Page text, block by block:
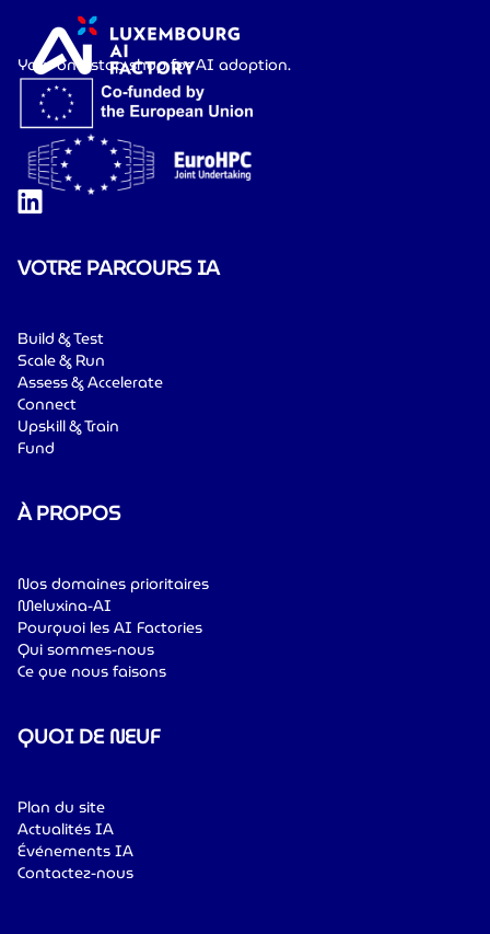
Your one-stop shop for AI adoption.
VOTRE PARCOURS IA
Build & Test
Scale & Run
Assess & Accelerate
Connect
Upskill & Train
Fund
À PROPOS
Nos domaines prioritaires
Meluxina-AI
Pourquoi les AI Factories
Qui sommes-nous
Ce que nous faisons
QUOI DE NEUF
Plan du site
Actualités IA
Événements IA
Contactez-nous